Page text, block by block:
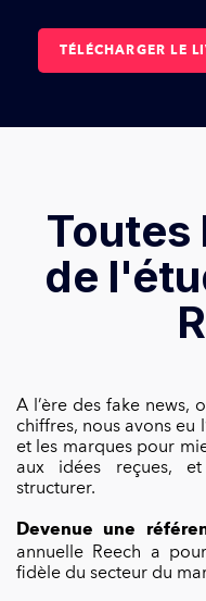
TÉLÉCHARGER LE
Toutes
de
A l’ère des fake news,
chiffres, nous avons eu
et les marques pour
aux idées reçues,
structurer.
Devenue une
annuelle Reech a
fidèle du secteur du